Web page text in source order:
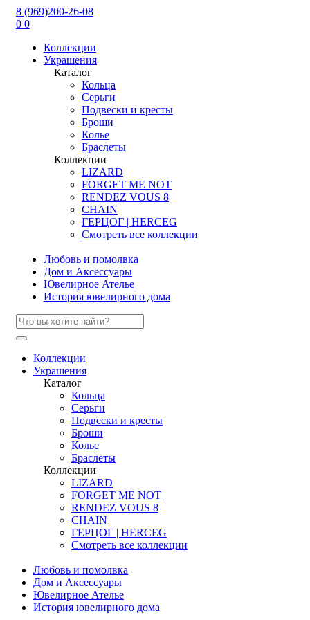
8 (969)200-26-08
0 0
Коллекции
Украшения
Каталог
Кольца
Серьги
Подвески и кресты
Броши
Колье
Браслеты
Коллекции
LIZARD
FORGET ME NOT
RENDEZ VOUS 8
CHAIN
ГЕРЦОГ | HERCEG
Смотреть все коллекции
Любовь и помолвка
Дом и Аксессуары
Ювелирное Ателье
История ювелирного дома
Коллекции
Украшения
Каталог
Кольца
Серьги
Подвески и кресты
Броши
Колье
Браслеты
Коллекции
LIZARD
FORGET ME NOT
RENDEZ VOUS 8
CHAIN
ГЕРЦОГ | HERCEG
Смотреть все коллекции
Любовь и помолвка
Дом и Аксессуары
Ювелирное Ателье
История ювелирного дома